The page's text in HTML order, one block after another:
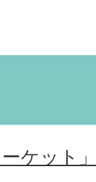
ケット